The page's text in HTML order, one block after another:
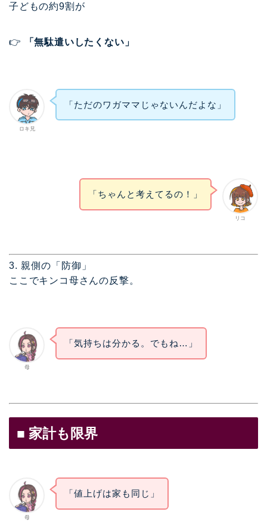
子どもの約9割が
👉 「無駄遣いしたくない」
ロキ兄
「ただのワガママじゃないんだよな」
リコ
「ちゃんと考えてるの！」
3. 親側の「防御」
ここでキンコ母さんの反撃。
母
「気持ちは分かる。でもね…」
■ 家計も限界
母
「値上げは家も同じ」